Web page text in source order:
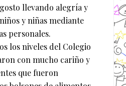
llevando alegría y
y niñas mediante
personales.
los niveles del Colegio
con mucho cariño y
que fueron